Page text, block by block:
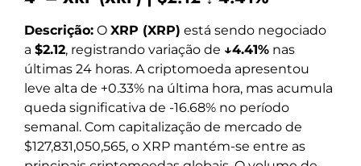
Descrição: O XRP (XRP) está sendo negociado
a $2.12, registrando variação de ↓4.41% nas
últimas 24 horas. A criptomoeda apresentou
leve alta de +0.33% na última hora, mas acumula
queda significativa de -16.68% no período
semanal. Com capitalização de mercado de
$127,831,050,565, o XRP mantém-se entre as